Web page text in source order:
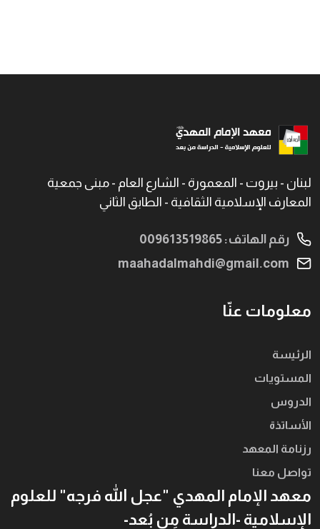
لبنان - بيروت - المعمورة - الشارع العام - مبنى جمعية
المعارف الإسلامية الثقافية - الطابق الثاني
رقم الهاتف: 009613519865
maahadalmahdi@gmail.com
معلومات عنّا
الرئيسة
المستويات
الدروس
الأساتذة
رزنامة المعهد
تواصل معنا
معهد الإمام المهدي "عجل الله فرجه" للعلوم
الإسلامية -الدراسة مِن بُعد-